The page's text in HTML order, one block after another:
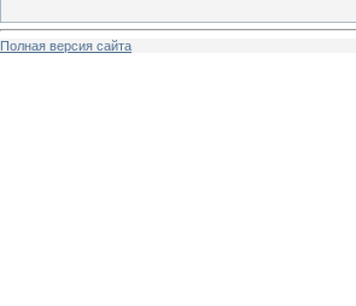
Полная версия сайта